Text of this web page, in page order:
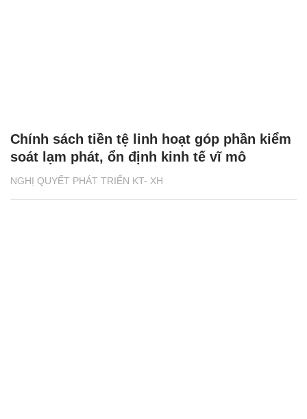
NGHỊ QUYẾT PHÁT TRIỂN KT- XH
Chính sách tiền tệ linh hoạt góp phần kiểm
soát lạm phát, ổn định kinh tế vĩ mô